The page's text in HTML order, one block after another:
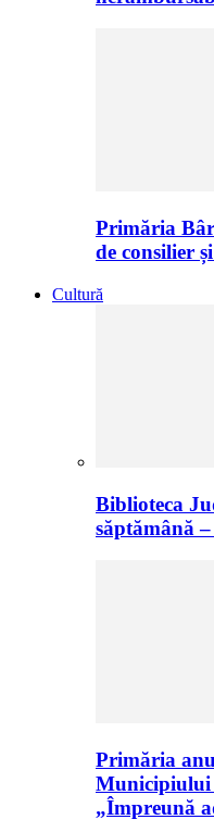
Primăria
de consilier
Cultură
Biblioteca
săptămână
Primăria
Municipiului
„Împreună